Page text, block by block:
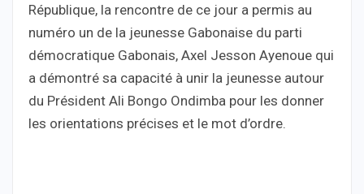
République, la rencontre de ce jour a permis au
numéro un de la jeunesse Gabonaise du parti
démocratique Gabonais, Axel Jesson Ayenoue qui
a démontré sa capacité à unir la jeunesse autour
du Président Ali Bongo Ondimba pour les donner
les orientations précises et le mot d’ordre.